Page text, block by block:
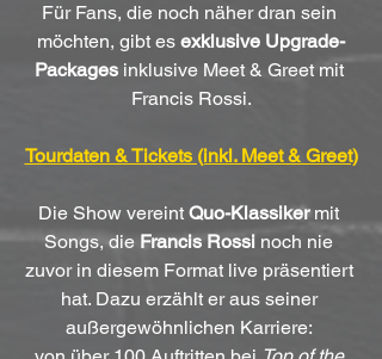
Für Fans, die noch näher dran sein
möchten, gibt es exklusive Upgrade-
Packages inklusive Meet & Greet mit
Francis Rossi.
Tourdaten & Tickets (inkl. Meet & Greet)
Die Show vereint Quo-Klassiker mit
Songs, die Francis Rossi noch nie
zuvor in diesem Format live präsentiert
hat. Dazu erzählt er aus seiner
außergewöhnlichen Karriere: